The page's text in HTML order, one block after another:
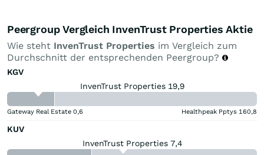
Peergroup Vergleich InvenTrust Properties Aktie
Wie steht InvenTrust Properties im Vergleich zum
Durchschnitt der entsprechenden Peergroup?
KGV
InvenTrust Properties 19,9
Gateway Real Estate 0,6 Healthpeak Pptys 160,8
KUV
InvenTrust Properties 7,4